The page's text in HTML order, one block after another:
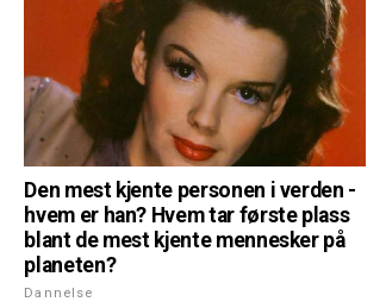
Den mest kjente personen i verden -
hvem er han? Hvem tar første plass
blant de mest kjente mennesker på
planeten?
Dannelse